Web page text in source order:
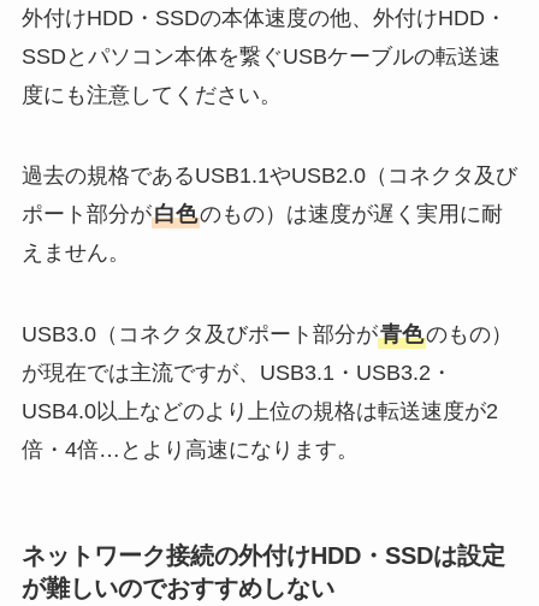
外付けHDD・SSDの本体速度の他、外付けHDD・
SSDとパソコン本体を繋ぐUSBケーブルの転送速
度にも注意してください。
過去の規格であるUSB1.1やUSB2.0（コネクタ及び
ポート部分が白色のもの）は速度が遅く実用に耐
えません。
USB3.0（コネクタ及びポート部分が青色のもの）
が現在では主流ですが、USB3.1・USB3.2・
USB4.0以上などのより上位の規格は転送速度が2
倍・4倍…とより高速になります。
ネットワーク接続の外付けHDD・SSDは設定
が難しいのでおすすめしない